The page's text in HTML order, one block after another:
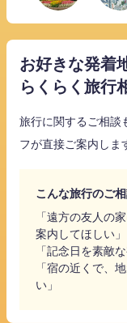
お好きな発着
らくらく旅行
旅行に関するご相談
フが直接ご案内しま
こんな旅行のご
「遠方の友人の
案内してほしい」
「記念日を素敵
「宿の近くで、
い」